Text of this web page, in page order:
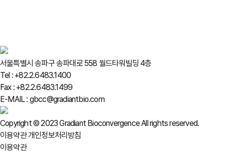
서울특별시 송파구 송파대로 558 월드타워빌딩 4층
Tel : +82.2.6483.1400
Fax : +82.2.6483.1499
E-MAIL : gbcc@gradiantbio.com
Copyright © 2023 Gradiant Bioconvergence All rights reserved.
이용약관개인정보처리방침
이용약관